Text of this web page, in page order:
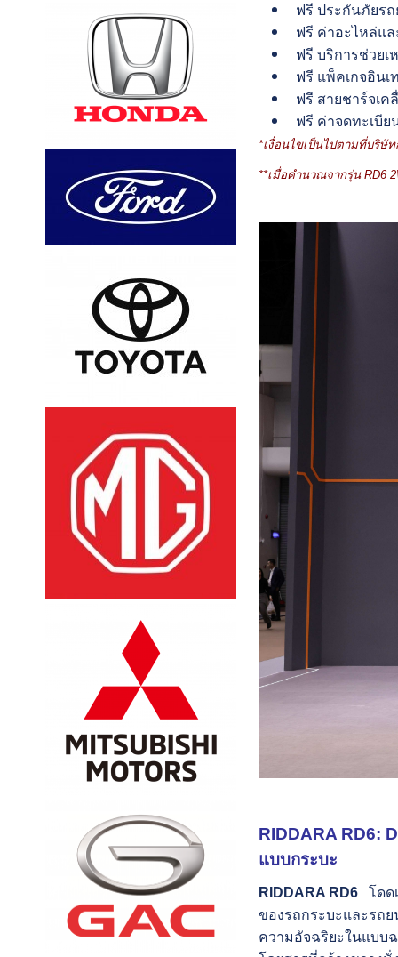
ฟรี ประกันภัยร
ฟรี ค่าอะไหล่แล
ฟรี บริการช่วยเ
ฟรี แพ็คเกจอินเ
ฟรี สายชาร์จเค
ฟรี ค่าจดทะเบีย
*เงื่อนไขเป็นไปตามที่บริษั
**เมื่อคำนวณจากรุ่น RD6
RIDDARA RD6:
แบบกระบะ
RIDDARA RD6โดดเ
ของรถกระบะและรถ
ความอัจฉริยะในแบบ